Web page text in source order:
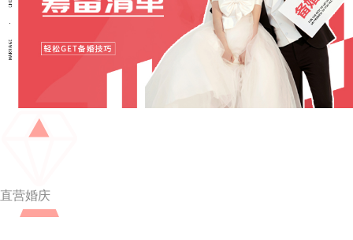
直营婚庆